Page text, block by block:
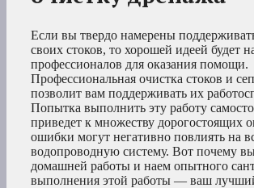
Если вы твердо намерены
своих стоков, то хорошей идеей будет
профессионалов для оказания помощи.
Профессиональная очистка стоков и
позволит вам поддерживать их
Попытка выполнить эту работу
приведет к множеству дорогостоящих
ошибки могут негативно повлиять на
водопроводную систему. Вот почему
домашней работы и наем опытного
выполнения этой работы — ваш